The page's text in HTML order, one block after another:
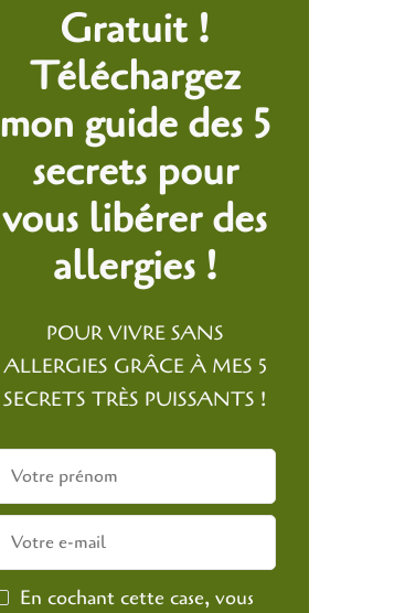
Gratuit !
Téléchargez
mon guide des 5
secrets pour
vous libérer des
allergies !
POUR VIVRE SANS
ALLERGIES GRÂCE À MES 5
SECRETS TRÈS PUISSANTS !
En cochant cette case, vous